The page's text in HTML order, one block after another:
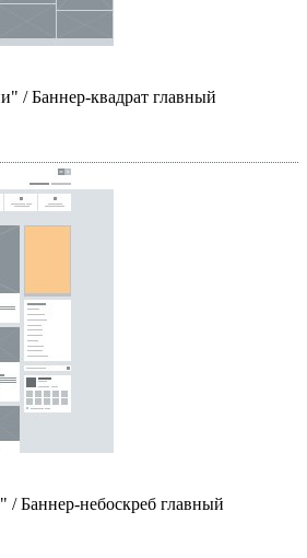
/ Баннер-квадрат главный
/ Баннер-небоскреб главный